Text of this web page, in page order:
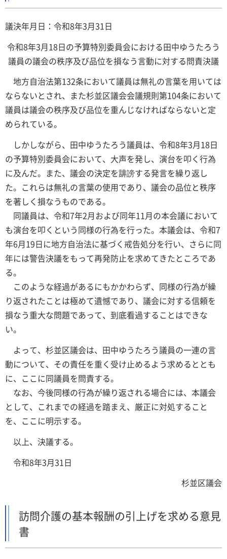
議決年月日：令和8年3月31日
令和8年3月18日の予算特別委員会における田中ゆうたろう
議員の議会の秩序及び品位を損なう言動に対する問責決議
地方自治法第132条において議員は無礼の言葉を用いては
ならないとされ、また杉並区議会会議規則第104条において
議員は議会の秩序及び品位を重んじなければならないと定
められている。
しかしながら、田中ゆうたろう議員は、令和8年3月18日
の予算特別委員会において、大声を発し、演台を叩く行為
に及んだ。また、議会の決定を誹謗する発言を繰り返し
た。これらは無礼の言葉の使用であり、議会の品位と秩序
を著しく損なうものである。
同議員は、令和7年2月および同年11月の本会議において
も演台を叩くという同様の行為を行った。本議会は、令和7
年6月19日に地方自治法に基づく戒告処分を行い、さらに同
年には警告決議をもって再発防止を求めてきたところであ
る。
このような経過があるにもかかわらず、同様の行為が繰
り返されたことは極めて遺憾であり、議会に対する信頼を
損なう重大な問題であって、到底看過することはできな
い。
よって、杉並区議会は、田中ゆうたろう議員の一連の言
動について、その責任を重く受け止めるよう求めるととも
に、ここに同議員を問責する。
なお、今後同様の行為が繰り返される場合には、本議会
として、これまでの経過を踏まえ、厳正に対処すること
を、ここに明示する。
以上、決議する。
令和8年3月31日
杉並区議会
訪問介護の基本報酬の引上げを求める意見
書